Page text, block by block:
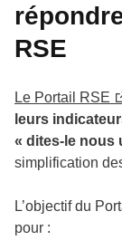
RSE
Le Portail RSE
leurs
« dites-le nous
simplification
L’objectif du
pour :